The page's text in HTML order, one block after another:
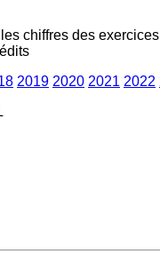
chiffres des
2019 2020 2021 2022